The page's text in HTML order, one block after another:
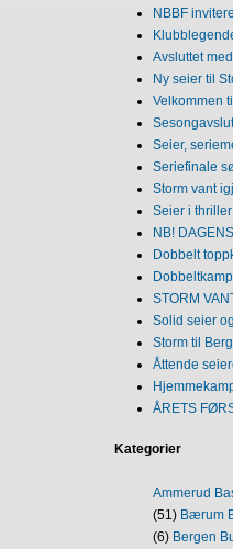
NBBF
Avsluttet
Ny seier til
Velkommen
Seier,
Seriefinale
Storm vant
Seier i
NB!
Dobbelt
STORM
Solid seier
Storm til
Åttende
ÅRETS
Kategorier
Ammerud
(51) Bærum
(6) Bergen